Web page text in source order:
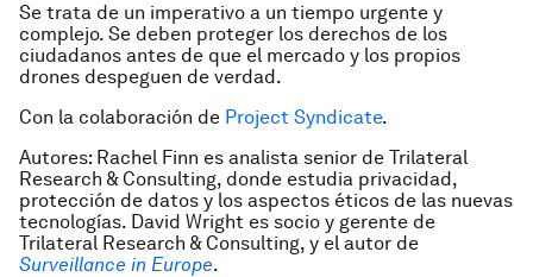
Se trata de un imperativo a un tiempo urgente y
complejo. Se deben proteger los derechos de los
ciudadanos antes de que el mercado y los propios
drones despeguen de verdad.
Con la colaboración de Project Syndicate.
Autores: Rachel Finn es analista senior de Trilateral
Research & Consulting, donde estudia privacidad,
protección de datos y los aspectos éticos de las nuevas
tecnologías. David Wright es socio y gerente de
Trilateral Research & Consulting, y el autor de
Surveillance in Europe.